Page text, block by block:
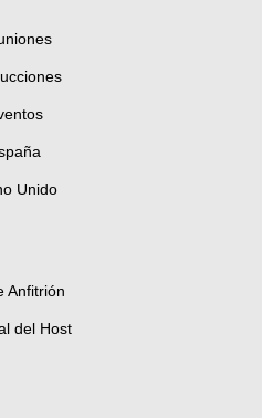
Unido
Anfitrión
del Host